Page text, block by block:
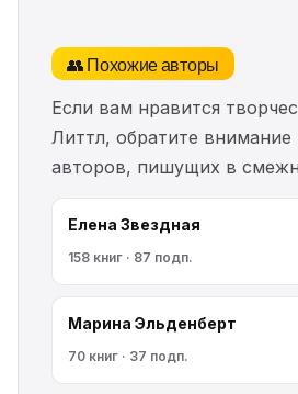
👥 Похожие авторы
Если вам нравится
Литтл, обратите внимание
авторов, пишущих в
Елена Звездная
158 книг · 87 подп.
Марина Эльденберт
70 книг · 37 подп.